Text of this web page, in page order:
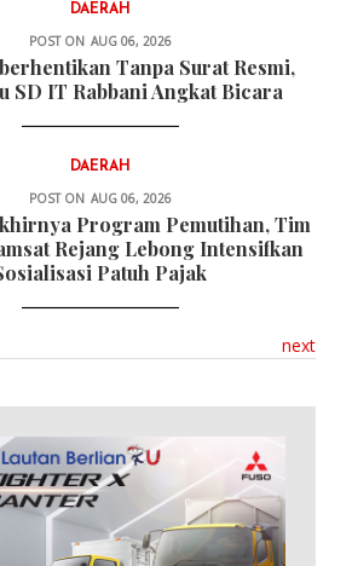
DAERAH
POST ON AUG 06, 2026
Tanpa Surat Resmi,
SD IT Rabbani Angkat Bicara
DAERAH
POST ON AUG 06, 2026
Program Pemutihan, Tim
Rejang Lebong Intensifkan
Patuh Pajak
next